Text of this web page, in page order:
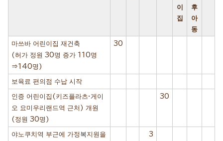
이
집
후
아
동
마쓰바 어린이집 재건축
(허가 정원 30명 증가 110명
⇒140명)
30
보육료 편의점 수납 시작
인증 어린이집(키즈플라츠·게이
오 요미우리랜드역 근처) 개원
(정원 30명)
30
야노쿠치역 부근에 가정복지원을
3